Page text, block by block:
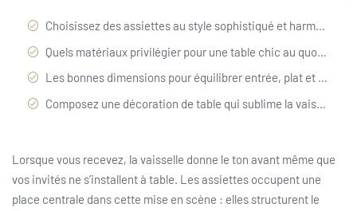
Choisissez des assiettes au style sophistiqué et harmonieux
Quels matériaux privilégier pour une table chic au quotidien ?
Les bonnes dimensions pour équilibrer entrée, plat et dessert
Composez une décoration de table qui sublime la vaisselle
Lorsque vous recevez, la vaisselle donne le ton avant même que
vos invités ne s’installent à table. Les assiettes occupent une
place centrale dans cette mise en scène : elles structurent le